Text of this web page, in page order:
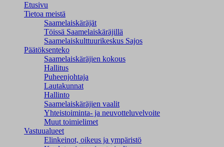
Etusivu
Tietoa meistä
Saamelaiskäräjät
Töissä Saamelaiskäräjillä
Saamelaiskulttuuri­keskus Sajos
Päätöksenteko
Saamelaiskäräjien kokous
Hallitus
Puheenjohtaja
Lautakunnat
Hallinto
Saamelaiskäräjien vaalit
Yhteistoiminta- ja neuvotteluvelvoite
Muut toimielimet
Vastuualueet
Elinkeinot, oikeus ja ympäristö